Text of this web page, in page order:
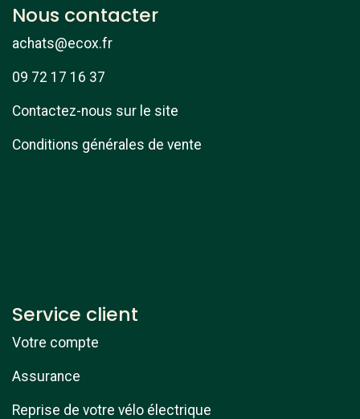
Nous contacter
achats@ecox.fr
09 72 17 16 37
Contactez-nous sur le site
Conditions générales de vente
Service client
Votre compte
Assurance
Reprise de votre vélo électrique